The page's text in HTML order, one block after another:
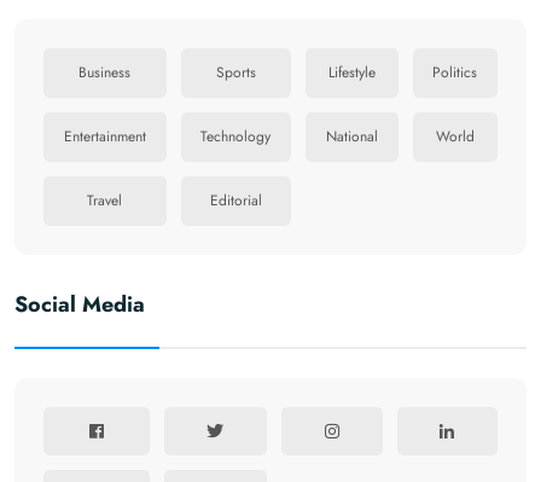
Business Sports Lifestyle Politics
Entertainment Technology National World
Travel Editorial
Social Media